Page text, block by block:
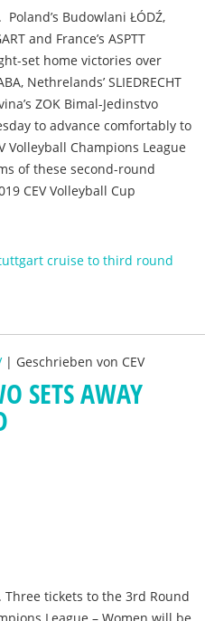
Budowlani ŁÓDŹ,
and France’s ASPTT
set home victories over
Nethrelands’ SLIEDRECHT
ZOK Bimal-Jedinstvo
to advance comfortably to
Volleyball Champions League
of these second-round
CEV Volleyball Cup
cruise to third round
| Geschrieben von CEV
SETS AWAY
Three tickets to the 3rd Round